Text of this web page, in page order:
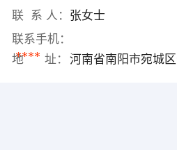
联 系 人： 张女士
联系手机：
****
地 址： 河南省南阳市宛城